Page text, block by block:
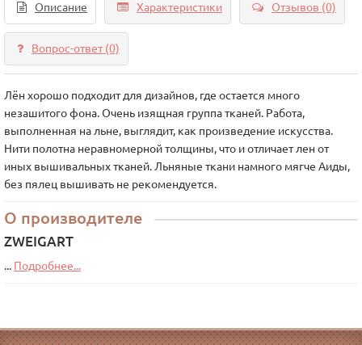
Описание Характеристики Отзывов (0)
Вопрос-ответ(0)
Лён хорошо подходит для дизайнов, где остается много
незашитого фона. Очень изящная группа тканей. Работа,
выполненная на льне, выглядит, как произведение искусства.
Нити полотна неравномерной толщины, что и отличает лен от
иных вышивальных тканей. Льняные ткани намного мягче Аиды,
без пялец вышивать не рекомендуется.
О производителе
ZWEIGART
... Подробнее...